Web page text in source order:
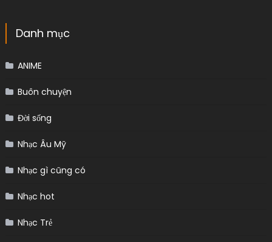
Danh mục
ANIME
Buôn chuyện
Đời sống
Nhạc Âu Mỹ
Nhạc gì cũng có
Nhạc hot
Nhạc Trẻ